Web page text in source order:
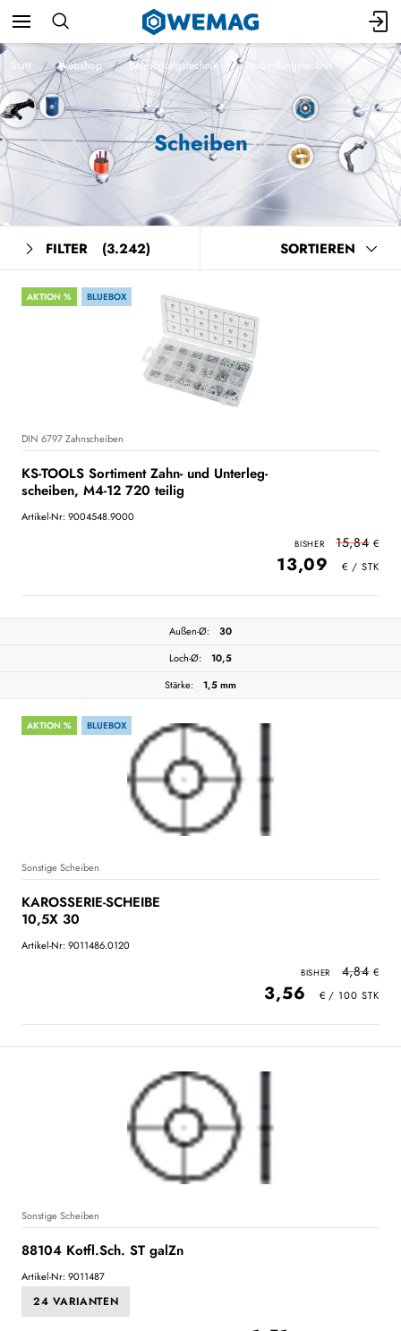
Start Webshop Befestigungstechnik Verbindungstechnik
Scheiben
FILTER (3.242) SORTIEREN
AKTION % BLUEBOX
DIN 6797 Zahnscheiben
KS-TOOLS Sortiment Zahn- und Unterleg-
scheiben, M4-12 720 teilig
Artikel-Nr: 9004548.9000
15,84
13,09
Außen-Ø:
30
Loch-Ø:
10,5
Stärke:
1,5 mm
AKTION % BLUEBOX
Sonstige Scheiben
KAROSSERIE-SCHEIBE
10,5X 30
Artikel-Nr: 9011486.0120
4,84
3,56
Sonstige Scheiben
88104 Kotfl.Sch. ST galZn
Artikel-Nr: 9011487
24 VARIANTEN